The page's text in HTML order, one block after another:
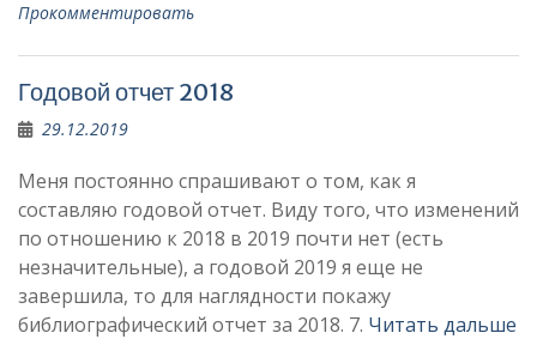
Прокомментировать
Годовой отчет 2018
29.12.2019
Меня постоянно спрашивают о том, как я
составляю годовой отчет. Виду того, что изменений
по отношению к 2018 в 2019 почти нет (есть
незначительные), а годовой 2019 я еще не
завершила, то для наглядности покажу
библиографический отчет за 2018. 7. Читать дальше